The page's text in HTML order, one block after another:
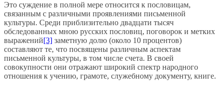
Это суждение в полной мере относится к пословицам,
связанным с различными проявлениями письменной
культуры. Среди приблизительно двадцати тысяч
обследованных мною русских пословиц, поговорок и метких
выражений[3] заметную долю (около 10 процентов)
составляют те, что посвящены различным аспектам
письменной культуры, в том числе счета. В своей
совокупности они отражают широкий спектр народного
отношения к учению, грамоте, служебному документу, книге.